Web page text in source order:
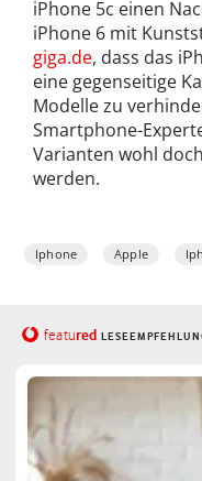
iPhone 5c einen
iPhone 6 mit
giga.de, dass das
eine gegenseitige
Modelle zu
Smartphone-
Varianten wohl
werden.
Iphone Apple
featured